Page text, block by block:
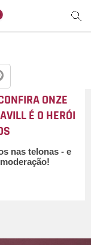
ONZE
É O HERÓI
nas telonas - e